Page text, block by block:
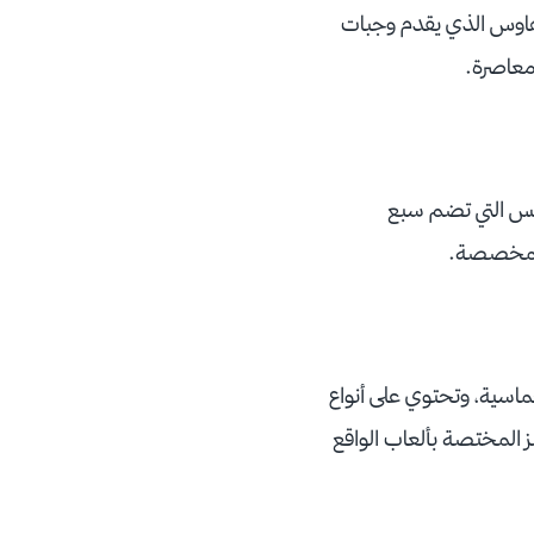
هاوس الذي يقدم وجبات
معاصرة.
التي تضم سبع
المخصصة.
وتحتوي على أنواع
المختصة بألعاب الواقع